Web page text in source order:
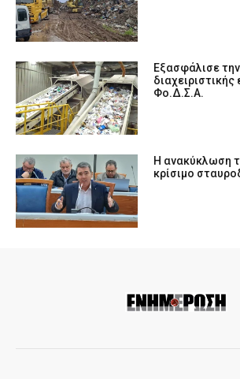
Εξασφάλισε
Φο.Δ.Σ.Α.
Η ανακύκλωση
κρίσιμο